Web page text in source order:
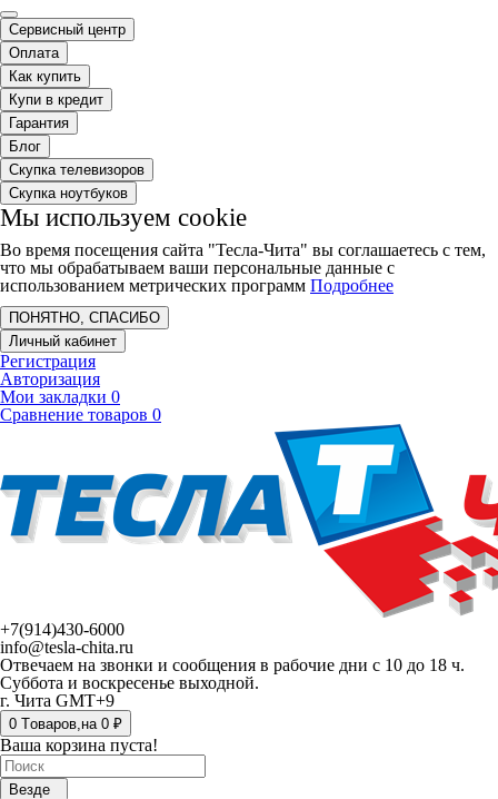
Сервисный центр
Оплата
Как купить
Купи в кредит
Гарантия
Блог
Скупка телевизоров
Скупка ноутбуков
Мы используем cookie
Во время посещения сайта "Тесла-Чита" вы соглашаетесь с тем,
что мы обрабатываем ваши персональные данные с
использованием метрических программ Подробнее
ПОНЯТНО, СПАСИБО
Личный кабинет
Регистрация
Авторизация
Мои закладки 0
Сравнение товаров 0
+7(914)430-6000
info@tesla-chita.ru
Отвечаем на звонки и сообщения в рабочие дни с 10 до 18 ч.
Суббота и воскресенье выходной.
г. Чита GMT+9
0 Tоваров,на 0 ₽
Ваша корзина пуста!
Везде